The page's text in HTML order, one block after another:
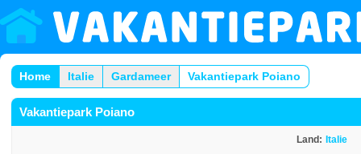
Home Italie Gardameer Vakantiepark Poiano
Vakantiepark Poiano
Land: Italie